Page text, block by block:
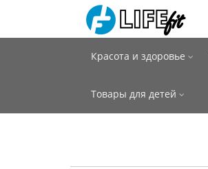
Красота и здоровье
Товары для детей